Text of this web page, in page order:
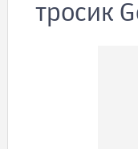
тросик